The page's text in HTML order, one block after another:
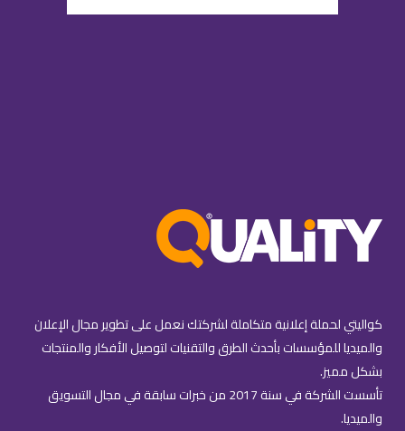
كواليتي لحملة إعلانية متكاملة لشركتك نعمل على تطوير مجال الإعلان
والميديا للمؤسسات بأحدث الطرق والتقنيات لتوصيل الأفكار والمنتجات
بشكل مميز.
تأسست الشركة في سنة 2017 من خبرات سابقة في مجال التسويق
والميديا.